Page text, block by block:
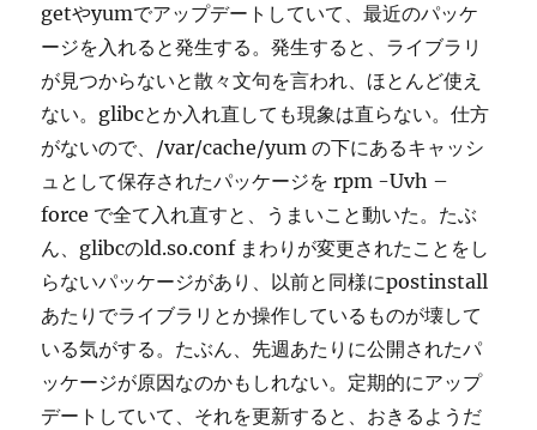
getやyumでアップデートしていて、最近のパッケ
ージを入れると発生する。発生すると、ライブラリ
が見つからないと散々文句を言われ、ほとんど使え
ない。glibcとか入れ直しても現象は直らない。仕方
がないので、/var/cache/yum の下にあるキャッシ
ュとして保存されたパッケージを rpm -Uvh –
force で全て入れ直すと、うまいこと動いた。たぶ
ん、glibcのld.so.conf まわりが変更されたことをし
らないパッケージがあり、以前と同様にpostinstall
あたりでライブラリとか操作しているものが壊して
いる気がする。たぶん、先週あたりに公開されたパ
ッケージが原因なのかもしれない。定期的にアップ
デートしていて、それを更新すると、おきるようだ